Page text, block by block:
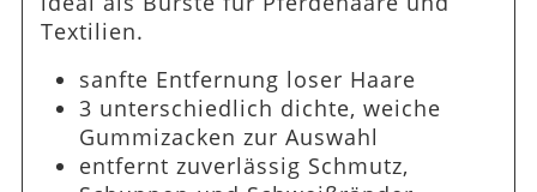
Textilien.
sanfte Entfernung loser Haare
3 unterschiedlich dichte, weiche
Gummizacken zur Auswahl
entfernt zuverlässig Schmutz,